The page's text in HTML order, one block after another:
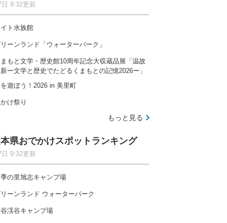
日 9:32更新
ト水族館
ーンランド「ウォーターパーク」
まもと文学・歴史館10周年記念大収蔵品展「温故
ー文学と歴史でたどるくまもとの記憶2026ー」
遊ぼう！2026 in 美里町
け祭り
もっと見る
県おでかけスポットランキング
日 9:32更新
の里旭志キャンプ場
ーンランド ウォーターパーク
渓谷キャンプ場